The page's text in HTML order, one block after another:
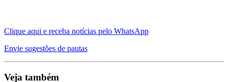
Clique aqui e receba notícias pelo WhatsApp
Envie sugestões de pautas
Veja também